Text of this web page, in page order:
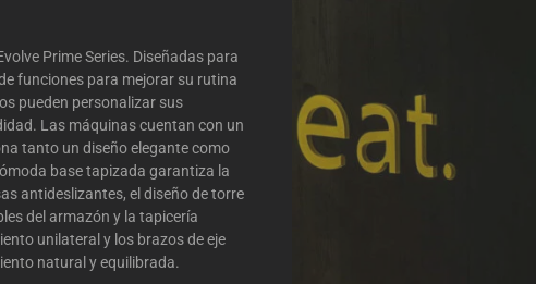
Prime Series. Diseñadas para
funciones para mejorar su rutina
pueden personalizar sus
Las máquinas cuentan con un
tanto un diseño elegante como
base tapizada garantiza la
antideslizantes, el diseño de torre
del armazón y la tapicería
unilateral y los brazos de eje
natural y equilibrada.